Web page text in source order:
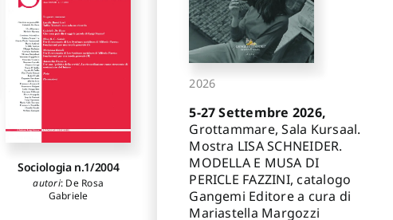
Sociologia n.1/2004
autori: De Rosa
Gabriele
2026
5-27 Settembre 2026,
Grottammare, Sala Kursaal.
Mostra LISA SCHNEIDER.
MODELLA E MUSA DI
PERICLE FAZZINI, catalogo
Gangemi Editore a cura di
Mariastella Margozzi